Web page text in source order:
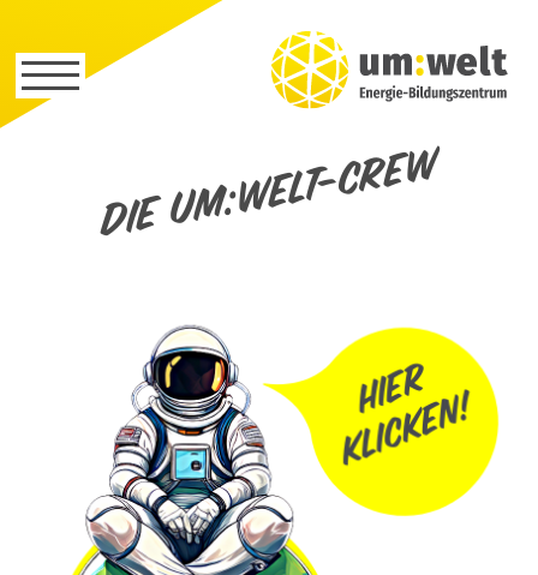
Die um:welt-Crew